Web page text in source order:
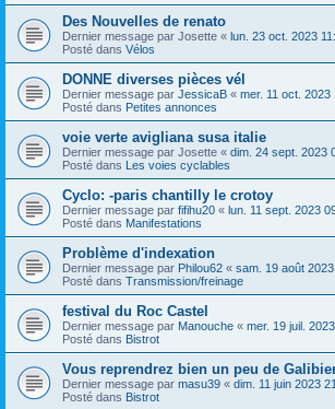
Des Nouvelles de renato
Dernier message par Josette « lun. 23 oct. 2023
Posté dans Vélos
DONNE diverses pièces vél
Dernier message par JessicaB « mer. 11 oct. 2023
Posté dans Petites annonces
voie verte avigliana susa italie
Dernier message par Josette « dim. 24 sept. 2023
Posté dans Les voies cyclables
Cyclo: -paris chantilly le crotoy
Dernier message par fifihu20 « lun. 11 sept. 2023
Posté dans Manifestations
Problème d'indexation
Dernier message par Philou62 « sam. 19 août
Posté dans Transmission/freinage
festival du Roc Castel
Dernier message par Manouche « mer. 19 juil.
Posté dans Bistrot
Vous reprendrez bien un peu de
Dernier message par masu39 « dim. 11 juin 2023
Posté dans Bistrot